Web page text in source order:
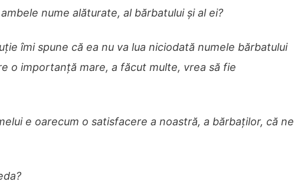
nume alăturate, al bărbatului și al ei?
îmi spune că ea nu va lua niciodată numele bărbatului
o importanţă mare, a făcut multe, vrea să fie
e oarecum o satisfacere a noastră, a bărbaţilor, că ne